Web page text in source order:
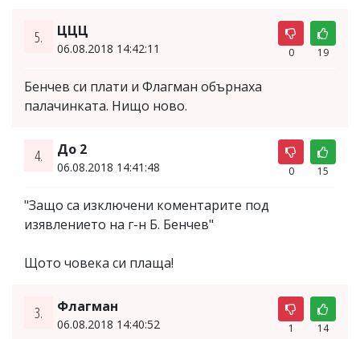
5. ЦЦЦ
06.08.2018 14:42:11 0 19
Бенчев си плати и Флагман обърнаха
палачинката. Нищо ново.
4. До 2
06.08.2018 14:41:48 0 15
"Защо са изключени коментарите под
изявлението на г-н Б. Бенчев"
Щото човека си плаща!
3. Флагман
06.08.2018 14:40:52 1 14